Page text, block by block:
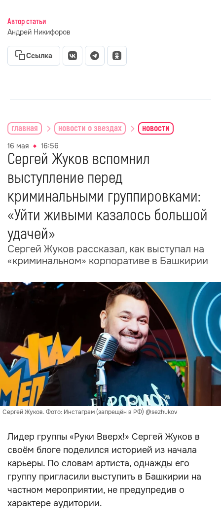
Автор статьи
Андрей Никифоров
Ссылка
главная новости о звездах новости
16 мая 16:56
Сергей Жуков вспомнил
выступление перед
криминальными группировками:
«Уйти живыми казалось большой
удачей»
Сергей Жуков рассказал, как выступал на
«криминальном» корпоративе в Башкирии
Сергей Жуков. Фото: Инстаграм (запрещён в РФ) @sezhukov
Лидер группы «Руки Вверх!» Сергей Жуков в
своём блоге поделился историей из начала
карьеры. По словам артиста, однажды его
группу пригласили выступить в Башкирии на
частном мероприятии, не предупредив о
характере аудитории.